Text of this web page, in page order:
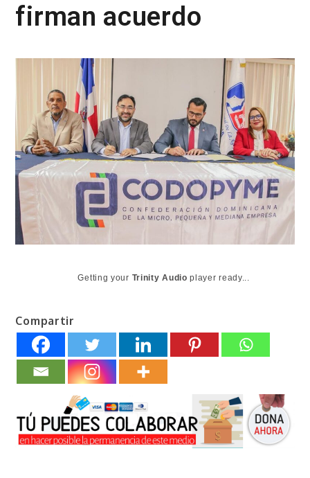
firman acuerdo
Getting your Trinity Audio player ready...
Compartir